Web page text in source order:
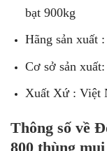
bạt 900kg
Hãng sản xuất
Cơ sở sản
Xuất Xứ : Việt
Thông số về
800 thùng